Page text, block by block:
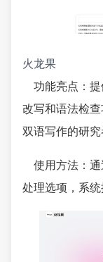
火龙果
功能亮点：
改写和语法检
双语写作的研究
使用方法：
处理选项，系统